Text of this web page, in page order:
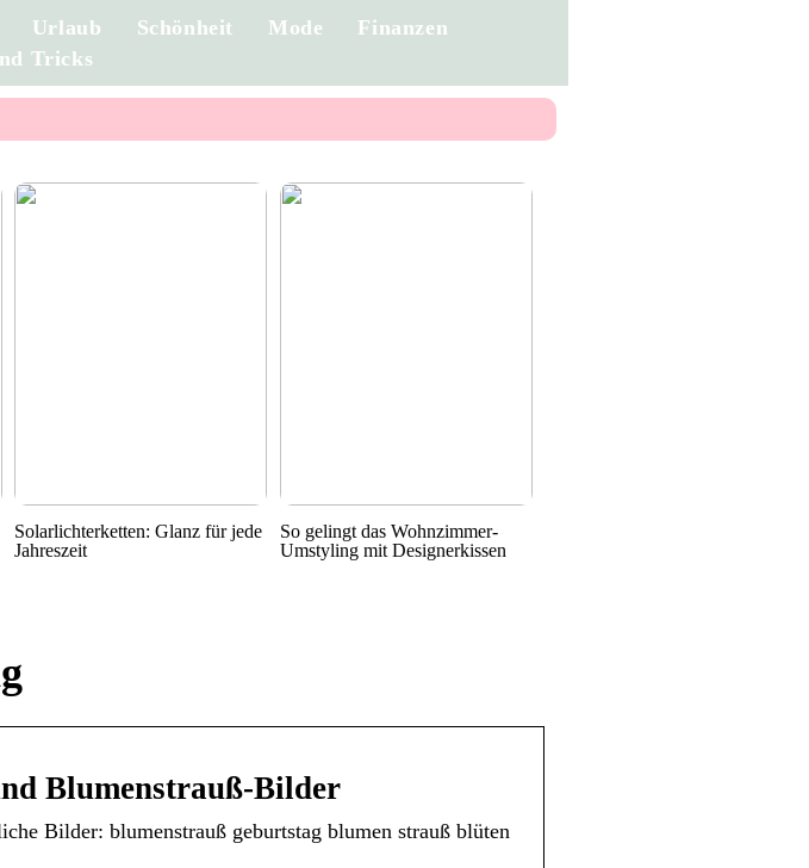
Urlaub Schönheit Mode
Finanzen
Tricks
Solarlichterketten: Glanz für jede
Jahreszeit
So gelingt das Wohnzimmer-
Umstyling mit Designerkissen
Blumenstrauß-Bilder
Bilder: blumenstrauß geburtstag blumen strauß blüten